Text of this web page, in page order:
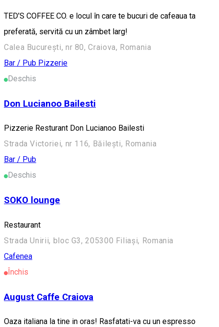
TED’S COFFEE CO. e locul în care te bucuri de cafeaua ta
preferată, servită cu un zâmbet larg!
Calea București, nr 80, Craiova, Romania
Bar / Pub Pizzerie
Deschis
Don Lucianoo Bailesti
Pizzerie Resturant Don Lucianoo Bailesti
Strada Victoriei, nr 116, Băilești, Romania
Bar / Pub
Deschis
SOKO lounge
Restaurant
Strada Unirii, bloc G3, 205300 Filiași, Romania
Cafenea
Închis
August Caffe Craiova
Oaza italiana la tine in oras! Rasfatati-va cu un espresso